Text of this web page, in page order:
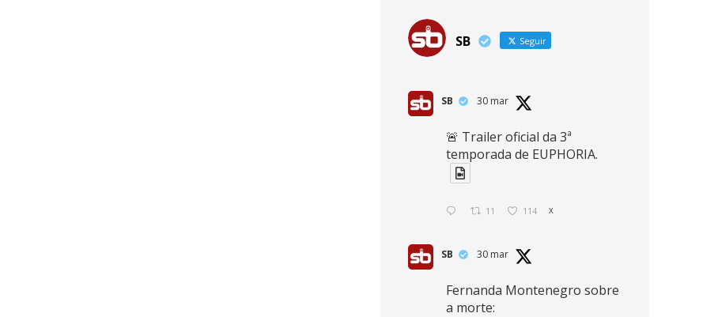
SB Seguir
SB 30 mar
🚨 Trailer oficial da 3ª
temporada de EUPHORIA.
11 114 X
SB 30 mar
Fernanda Montenegro sobre
a morte: